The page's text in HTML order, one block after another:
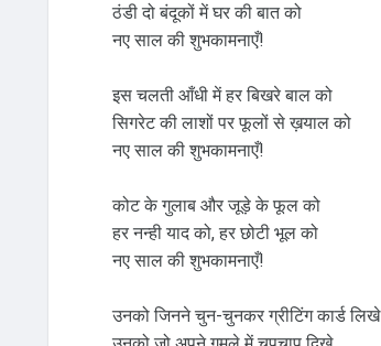
ठंडी दो बंदूकों में घर की बात को
नए साल की शुभकामनाएँ!
इस चलती आँधी में हर बिखरे बाल को
सिगरेट की लाशों पर फूलों से ख़याल को
नए साल की शुभकामनाएँ!
कोट के गुलाब और जूड़े के फूल को
हर नन्ही याद को, हर छोटी भूल को
नए साल की शुभकामनाएँ!
उनको जिनने चुन-चुनकर ग्रीटिंग कार्ड लिखे